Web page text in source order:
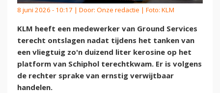
8 juni 2026 - 10:17 | Door: Onze redactie | Foto: KLM
KLM heeft een medewerker van Ground Services
terecht ontslagen nadat tijdens het tanken van
een vliegtuig zo'n duizend liter kerosine op het
platform van Schiphol terechtkwam. Er is volgens
de rechter sprake van ernstig verwijtbaar
handelen.